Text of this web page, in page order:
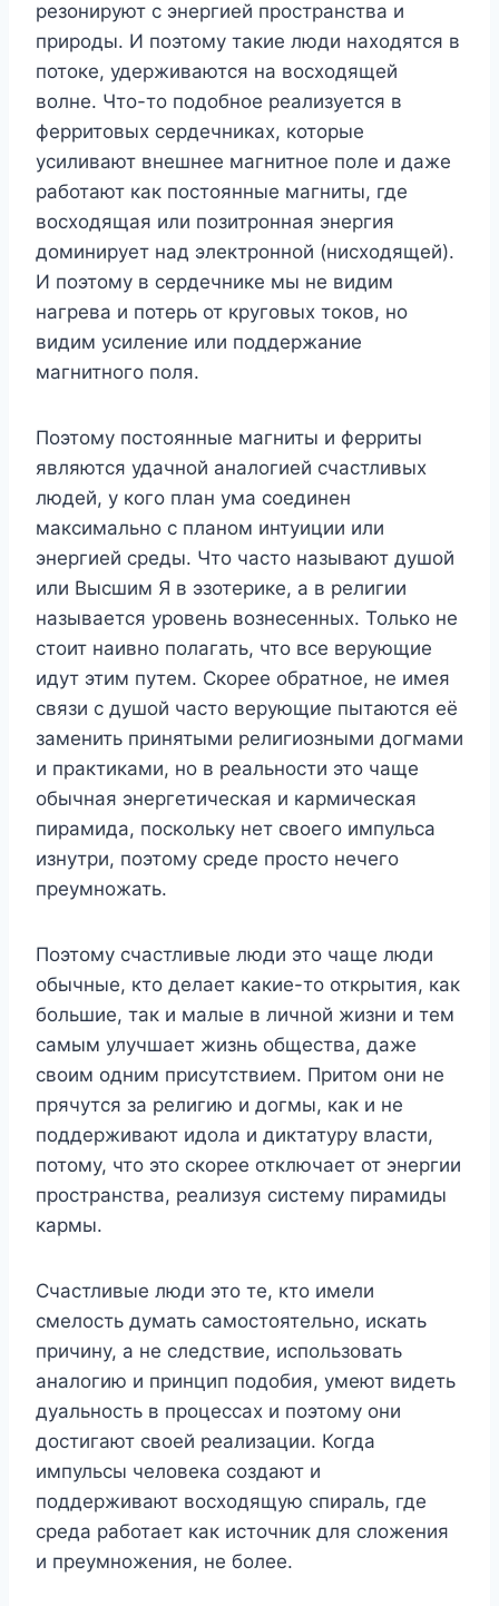
резонируют с энергией пространства и
природы. И поэтому такие люди находятся в
потоке, удерживаются на восходящей
волне. Что-то подобное реализуется в
ферритовых сердечниках, которые
усиливают внешнее магнитное поле и даже
работают как постоянные магниты, где
восходящая или позитронная энергия
доминирует над электронной (нисходящей).
И поэтому в сердечнике мы не видим
нагрева и потерь от круговых токов, но
видим усиление или поддержание
магнитного поля.
Поэтому постоянные магниты и ферриты
являются удачной аналогией счастливых
людей, у кого план ума соединен
максимально с планом интуиции или
энергией среды. Что часто называют душой
или Высшим Я в эзотерике, а в религии
называется уровень вознесенных. Только не
стоит наивно полагать, что все верующие
идут этим путем. Скорее обратное, не имея
связи с душой часто верующие пытаются её
заменить принятыми религиозными догмами
и практиками, но в реальности это чаще
обычная энергетическая и кармическая
пирамида, поскольку нет своего импульса
изнутри, поэтому среде просто нечего
преумножать.
Поэтому счастливые люди это чаще люди
обычные, кто делает какие-то открытия, как
большие, так и малые в личной жизни и тем
самым улучшает жизнь общества, даже
своим одним присутствием. Притом они не
прячутся за религию и догмы, как и не
поддерживают идола и диктатуру власти,
потому, что это скорее отключает от энергии
пространства, реализуя систему пирамиды
кармы.
Счастливые люди это те, кто имели
смелость думать самостоятельно, искать
причину, а не следствие, использовать
аналогию и принцип подобия, умеют видеть
дуальность в процессах и поэтому они
достигают своей реализации. Когда
импульсы человека создают и
поддерживают восходящую спираль, где
среда работает как источник для сложения
и преумножения, не более.